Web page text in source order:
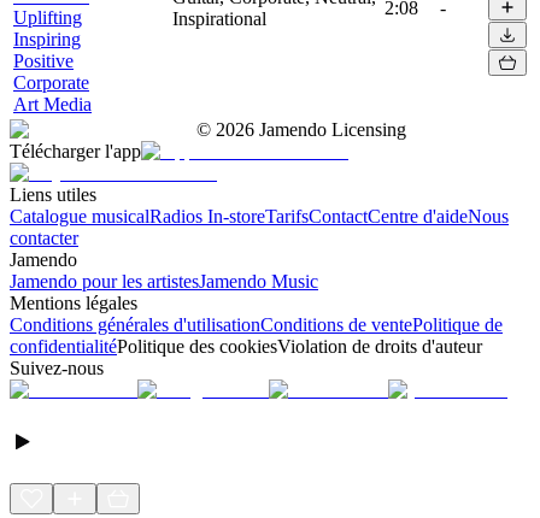
Uplifting
Inspiring
Positive
Corporate
Art Media
Inspirational
2:08 -
© 2026 Jamendo Licensing
Télécharger l'app
Liens utiles
Catalogue musicalRadios In-storeTarifsContactCentre d'aideNous
contacter
Jamendo
Jamendo pour les artistesJamendo Music
Mentions légales
Conditions générales d'utilisationConditions de ventePolitique de
confidentialitéPolitique des cookiesViolation de droits d'auteur
Suivez-nous